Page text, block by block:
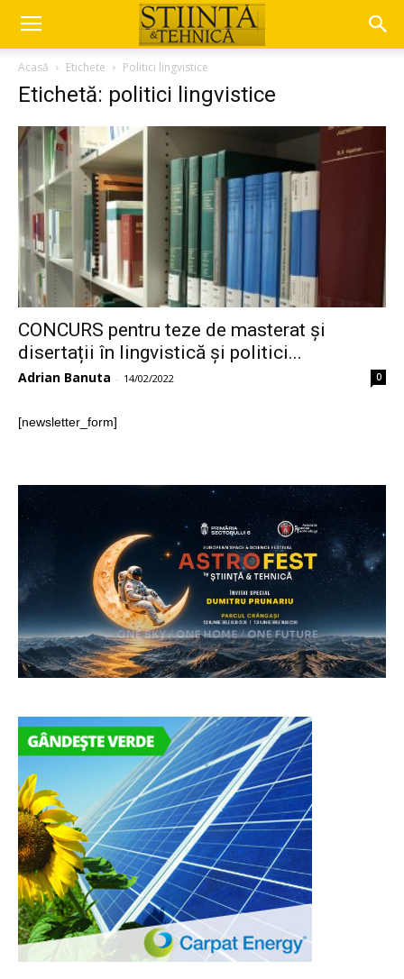
Acasă Etichete Politici lingvistice
Etichetă: politici lingvistice
CONCURS pentru teze de masterat și
disertații în lingvistică și politici...
Adrian Banuta - 14/02/2022 0
[newsletter_form]